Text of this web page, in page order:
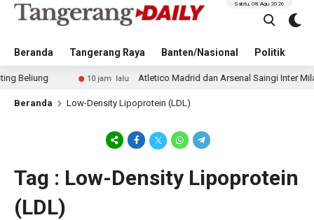
Beranda Tangerang Raya Banten/Nasional Politik
Sabtu, 08 Agu 2026
10 jam lalu Atletico Madrid dan Arsenal Saingi Inter Milan
Beranda Low-Density Lipoprotein (LDL)
Tag : Low-Density Lipoprotein
(LDL)